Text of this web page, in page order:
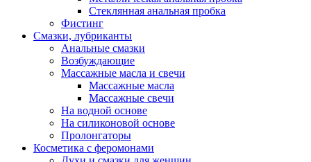
Стеклянная анальная пробка
Фистинг
Смазки, лубриканты
Анальные смазки
Возбуждающие
Массажные масла и свечи
Массажные масла
Массажные свечи
На водной основе
На силиконовой основе
Пролонгаторы
Косметика с феромонами